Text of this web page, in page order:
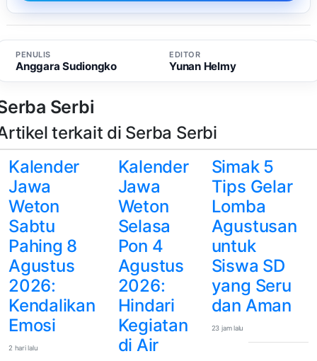
PENULIS
Anggara Sudiongko
EDITOR
Yunan Helmy
Serbi
terkait di Serba Serbi
Kalender
Jawa
Weton
Sabtu
Pahing 8
Agustus
2026:
Kendalikan
Emosi
2 hari lalu
Kalender
Jawa
Weton
Selasa
Pon 4
Agustus
2026:
Hindari
Kegiatan
di Air
Simak 5
Tips Gelar
Lomba
Agustusan
untuk
Siswa SD
yang Seru
dan Aman
23 jam lalu